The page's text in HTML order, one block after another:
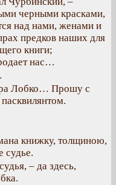
черными красками,
над нами, женами и
предков наших для
книги;
нас…
Лобко… Прошу с
книжку, толщиною,
судье.
– да здесь,